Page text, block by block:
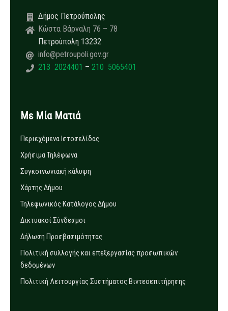
Δήμος Πετρούπολης
Κώστα Βάρναλη 76 – 78
Πετρούπολη 13232
info@petroupoli.gov.gr
213 2024401 – 210 5065401
Με Μία Ματιά
Περιεχόμενα Ιστοσελίδας
Χρήσιμα Τηλέφωνα
Συγκοινωνιακή κάλυψη
Χάρτης Δήμου
Τηλεφωνικός Κατάλογος Δήμου
Δικτυακοί Σύνδεσμοι
Δήλωση Προσβασιμότητας
Πολιτική συλλογής και επεξεργασίας προσωπικών
δεδομένων
Πολιτική Λειτουργίας Συστήματος Βιντεοεπιτήρησης